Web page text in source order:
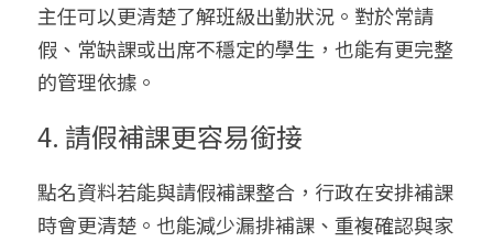
主任可以更清楚了解班級出勤狀況。對於常請
假、常缺課或出席不穩定的學生，也能有更完整
的管理依據。
4. 請假補課更容易銜接
點名資料若能與請假補課整合，行政在安排補課
時會更清楚。也能減少漏排補課、重複確認與家